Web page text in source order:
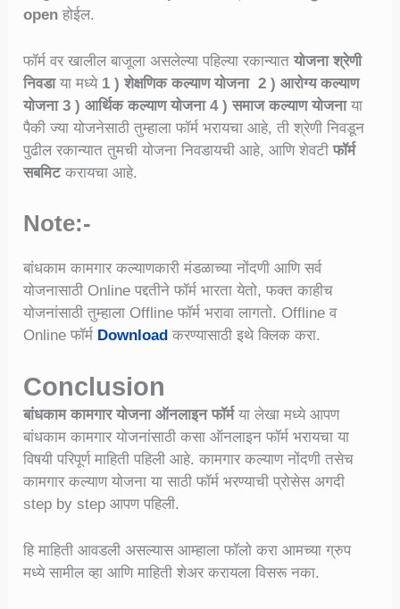
open होईल.
फॉर्म वर खालील बाजूला असलेल्या पहिल्या रकान्यात योजना श्रेणी
निवडाया मध्ये 1 ) शेक्षणिक कल्याण योजना 2 ) आरोग्य कल्याण
योजना 3 ) आर्थिक कल्याण योजना 4 ) समाज कल्याण योजनाया
पैकी ज्या योजनेसाठी तुम्हाला फॉर्म भरायचा आहे, ती श्रेणी निवडून
पुढील रकान्यात तुमची योजना निवडायची आहे, आणि शेवटीफॉर्म
सबमिटकरायचा आहे.
Note:-
बांधकाम कामगार कल्याणकारी मंडळाच्या नोंदणी आणि सर्व
योजनासाठी Online पद्दतीने फॉर्म भारता येतो, फक्त काहीच
योजनांसाठी तुम्हाला Offline फॉर्म भरावा लागतो. Offline व
Online फॉर्म Download करण्यासाठी इथे क्लिक करा.
Conclusion
बांधकाम कामगार योजना ऑनलाइन फॉर्मया लेखा मध्ये आपण
बांधकाम कामगार योजनांसाठी कसा ऑनलाइन फॉर्म भरायचा या
विषयी परिपूर्ण माहिती पहिली आहे. कामगार कल्याण नोंदणी तसेच
कामगार कल्याण योजना या साठी फॉर्म भरण्याची प्रोसेस अगदी
step by step आपण पहिली.
हि माहिती आवडली असल्यास आम्हाला फॉलो करा आमच्या ग्रुप
मध्ये सामील व्हा आणि माहिती शेअर करायला विसरू नका.